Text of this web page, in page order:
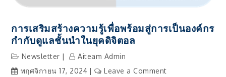
การเสริมสร้างความรู้เพื่อพร้อมสู่การเป็นองค์กร
กำกับดูแลชั้นนำในยุคดิจิตอล
Newsletter
Aiteam Admin
พฤศจิกายน 17, 2024
Leave a Commenton